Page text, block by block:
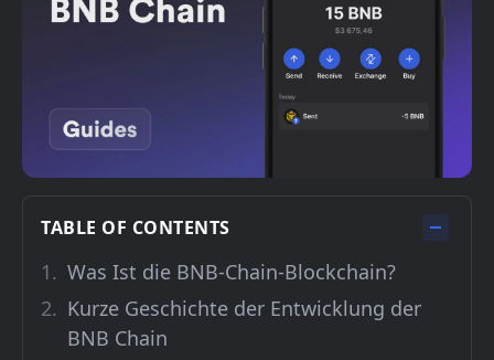
TABLE OF CONTENTS
Was Ist die BNB-Chain-Blockchain?
Kurze Geschichte der Entwicklung der
BNB Chain